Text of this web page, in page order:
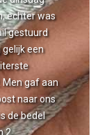
echter was
gestuurd
gelijk een
Men gaf aan
naar ons
de bedel
2